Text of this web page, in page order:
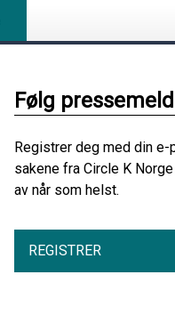
Følg
Registrer deg med din
sakene fra Circle K
av når som helst.
REGISTRER